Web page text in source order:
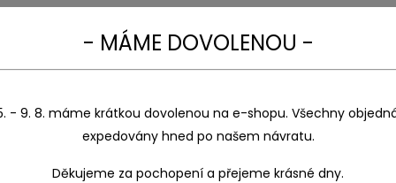
- MÁME DOVOLENOU -
- 9. 8. máme krátkou dovolenou na e-shopu. Všechny
expedovány hned po našem návratu.
Děkujeme za pochopení a přejeme krásné dny.